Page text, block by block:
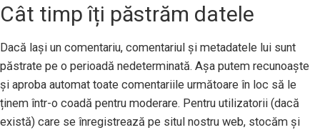
Cât timp îți păstrăm datele
Dacă lași un comentariu, comentariul și metadatele lui sunt
păstrate pe o perioadă nedeterminată. Așa putem recunoaște
și aproba automat toate comentariile următoare în loc să le
ținem într-o coadă pentru moderare. Pentru utilizatorii (dacă
există) care se înregistrează pe situl nostru web, stocăm și